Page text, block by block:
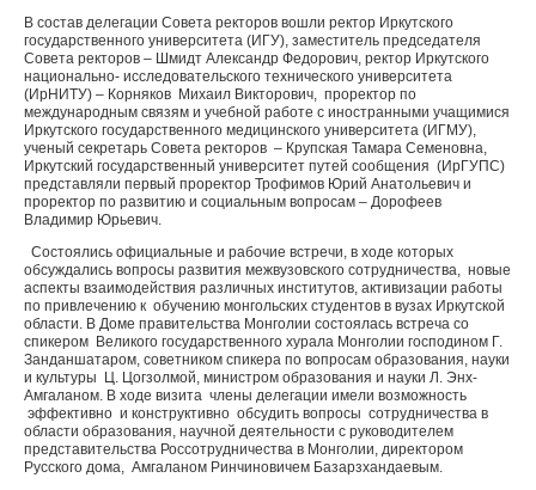
В состав делегации Совета ректоров вошли ректор Иркутского
государственного университета (ИГУ), заместитель председателя
Совета ректоров – Шмидт Александр Федорович, ректор Иркутского
национально- исследовательского технического университета
(ИрНИТУ) – Корняков Михаил Викторович, проректор по
международным связям и учебной работе с иностранными учащимися
Иркутского государственного медицинского университета (ИГМУ),
ученый секретарь Совета ректоров – Крупская Тамара Семеновна,
Иркутский государственный университет путей сообщения (ИрГУПС)
представляли первый проректор Трофимов Юрий Анатольевич и
проректор по развитию и социальным вопросам – Дорофеев
Владимир Юрьевич.
Состоялись официальные и рабочие встречи, в ходе которых
обсуждались вопросы развития межвузовского сотрудничества, новые
аспекты взаимодействия различных институтов, активизации работы
по привлечению к обучению монгольских студентов в вузах Иркутской
области. В Доме правительства Монголии состоялась встреча со
спикером Великого государственного хурала Монголии господином Г.
Занданшатаром, советником спикера по вопросам образования, науки
и культуры Ц. Цогзолмой, министром образования и науки Л. Энх-
Амгаланом. В ходе визита члены делегации имели возможность
эффективно и конструктивно обсудить вопросы сотрудничества в
области образования, научной деятельности с руководителем
представительства Россотрудничества в Монголии, директором
Русского дома, Амгаланом Ринчиновичем Базарзхандаевым.